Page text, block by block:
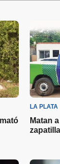
LA PLATA
Matan